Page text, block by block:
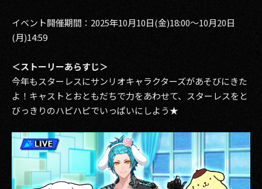
イベント開催期間：2025年10月10日(金)18:00～10月20日
(月)14:59
＜ストーリーあらすじ＞
今年もスターレスにサンリオキャラクターズがあそびにきた
よ！キャストとおともだちで力をあわせて、スターレスをと
びっきりのハピハピでいっぱいにしよう★